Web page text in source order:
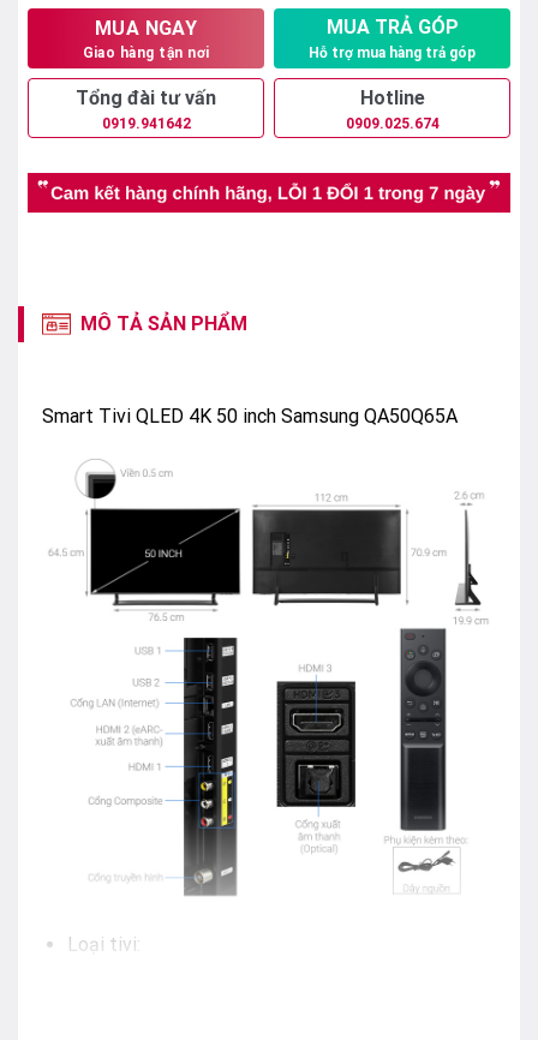
MUA NGAY
Giao hàng tận nơi
MUA TRẢ GÓP
Hỗ trợ mua hàng trả góp
Tổng đài tư vấn
0919.941642
Hotline
0909.025.674
MÔ TẢ SẢN PHẨM
Smart Tivi QLED 4K 50 inch Samsung QA50Q65A
Loại tivi: